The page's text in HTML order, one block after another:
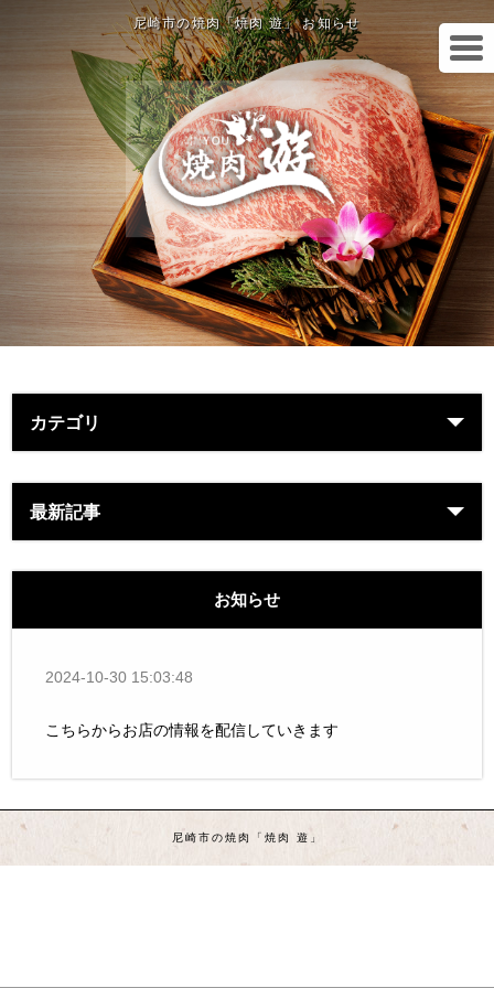
尼崎市の焼肉「焼肉 遊」 お知らせ
カテゴリ
最新記事
お知らせ
2024-10-30 15:03:48
こちらからお店の情報を配信していきます
尼崎市の焼肉「焼肉 遊」